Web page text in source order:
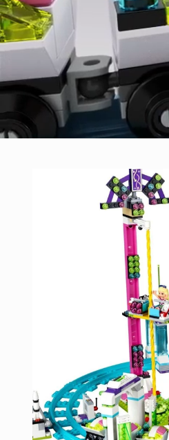
Ga direct naar
productinformatie